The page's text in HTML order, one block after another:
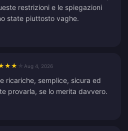
restrizioni e le spiegazioni
state piuttosto vaghe.
★ ★ Aug 4, 2026
ricariche, semplice, sicura ed
provarla, se lo merita davvero.